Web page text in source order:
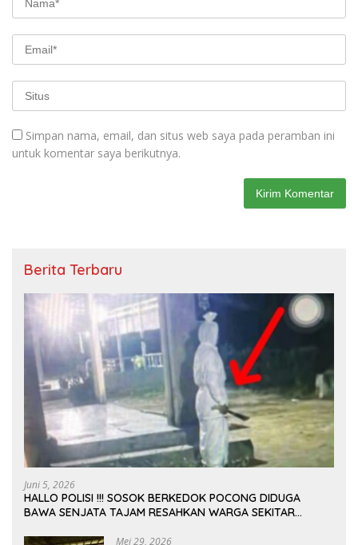
Simpan nama, email, dan situs web saya pada peramban ini
untuk komentar saya berikutnya.
Berita Terbaru
Juni 5, 2026
HALLO POLISI !!! SOSOK BERKEDOK POCONG DIDUGA
BAWA SENJATA TAJAM RESAHKAN WARGA SEKITAR
Mei 29, 2026